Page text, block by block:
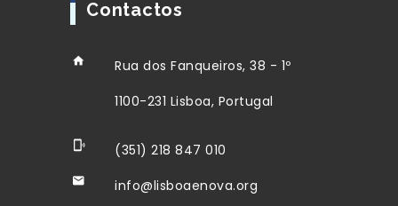
Contactos
Rua dos Fanqueiros, 38 - 1º
1100-231 Lisboa, Portugal
(351) 218 847 010
info@lisboaenova.org